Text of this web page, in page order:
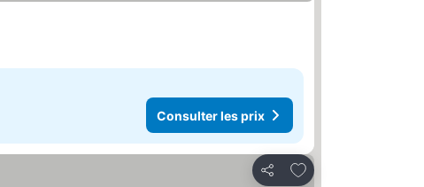
Consulter les prix
Partager
Ajouter à mes favoris